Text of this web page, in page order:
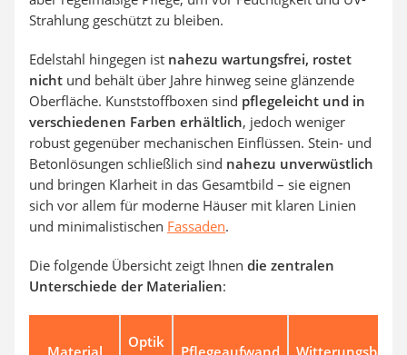
Strahlung geschützt zu bleiben.
Edelstahl hingegen ist nahezu wartungsfrei, rostet
nicht und behält über Jahre hinweg seine glänzende
Oberfläche. Kunststoffboxen sind pflegeleicht und in
verschiedenen Farben erhältlich, jedoch weniger
robust gegenüber mechanischen Einflüssen. Stein- und
Betonlösungen schließlich sind nahezu unverwüstlich
und bringen Klarheit in das Gesamtbild – sie eignen
sich vor allem für moderne Häuser mit klaren Linien
und minimalistischen Fassaden.
Die folgende Übersicht zeigt Ihnen die zentralen
Unterschiede der Materialien:
Optik